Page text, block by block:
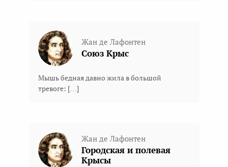
Жан де Лафонтен
Союз Крыс
Мышь бедная давно жила в большой
тревоге: […]
Жан де Лафонтен
Городская и полевая
Крысы